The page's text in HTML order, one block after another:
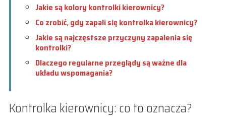
Jakie są kolory kontrolki kierownicy?
Co zrobić, gdy zapali się kontrolka kierownicy?
Jakie są najczęstsze przyczyny zapalenia się
kontrolki?
Dlaczego regularne przeglądy są ważne dla
układu wspomagania?
Kontrolka kierownicy: co to oznacza?